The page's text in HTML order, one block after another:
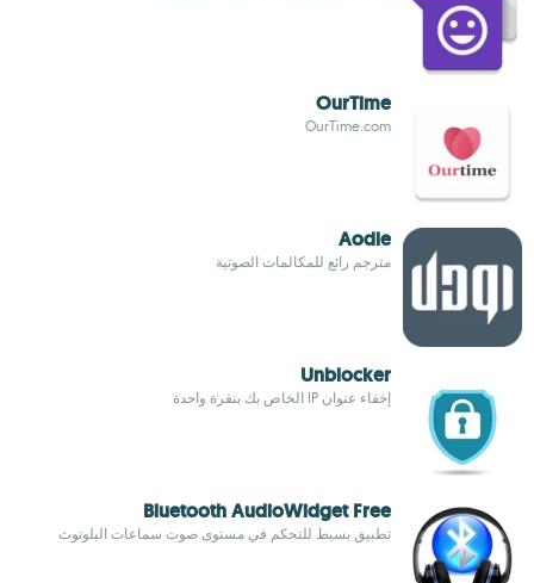
OurTime
OurTime.com
Aodle
مترجم رائع للمكالمات الصوتية
Unblocker
إخفاء عنوان IP الخاص بك بنقرة واحدة
Bluetooth AudioWidget Free
تطبيق بسيط للتحكم في مستوى صوت سماعات البلوتوث